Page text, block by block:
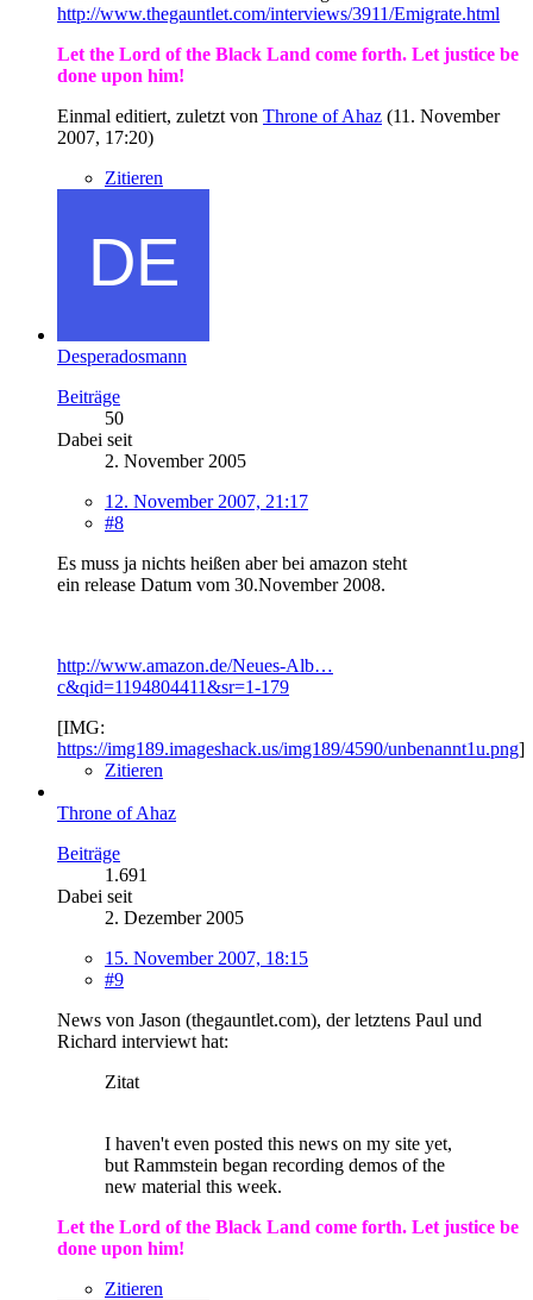
http://www.thegauntlet.com/interviews/3911/Emigrate.html
Let the Lord of the Black Land come forth. Let justice be
done upon him!
Einmal editiert, zuletzt von Throne of Ahaz (11. November
2007, 17:20)
Zitieren
Desperadosmann
Beiträge
50
Dabei seit
2. November 2005
12. November 2007, 21:17
#8
Es muss ja nichts heißen aber bei amazon steht
ein release Datum vom 30.November 2008.
http://www.amazon.de/Neues-Alb…
c&qid=1194804411&sr=1-179
[IMG:
https://img189.imageshack.us/img189/4590/unbenannt1u.png]
Zitieren
Throne of Ahaz
Beiträge
1.691
Dabei seit
2. Dezember 2005
15. November 2007, 18:15
#9
News von Jason (thegauntlet.com), der letztens Paul und
Richard interviewt hat:
Zitat
I haven't even posted this news on my site yet,
but Rammstein began recording demos of the
new material this week.
Let the Lord of the Black Land come forth. Let justice be
done upon him!
Zitieren